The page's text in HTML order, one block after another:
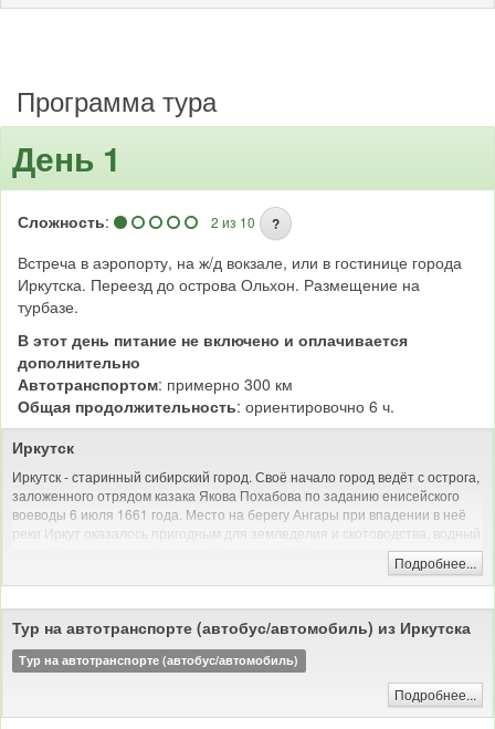
Программа тура
День 1
Сложность: 2 из 10 ?
Встреча в аэропорту, на ж/д вокзале, или в гостинице города
Иркутска. Переезд до острова Ольхон. Размещение на
турбазе.
В этот день питание не включено и оплачивается
дополнительно
Автотранспортом: примерно 300 км
Общая продолжительность: ориентировочно 6 ч.
Иркутск
Иркутск - старинный сибирский город. Своё начало город ведёт с острога,
заложенного отрядом казака Якова Похабова по заданию енисейского
воеводы 6 июля 1661 года. Место на берегу Ангары при впадении в неё
реки Иркут оказалось пригодным для земледелия и скотоводства, водный
В день закладки острога Похабов докладывал: «Тут место самое лучшее,
— все близко; а опроче того места острогу ставить негде: места степные и
неугожие».
До Октябрьской революции Иркутск был купеческим городом, долгое
время процветавшим на российско-китайской торговле, а позднее на
золотопромышленности; местом политической ссылки. С 1803 года
являлся центром Сибирского, с 1822 по 1884 год — Восточно-Сибирского
Подробнее...
Тур на автотранспорте (автобус/автомобиль) из Иркутска
Тур на автотранспорте (автобус/автомобиль)
Подробнее...